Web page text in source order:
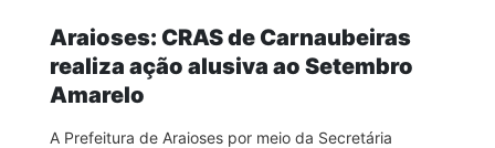
Araioses: CRAS de Carnaubeiras
realiza ação alusiva ao Setembro
Amarelo
A Prefeitura de Araioses por meio da Secretária